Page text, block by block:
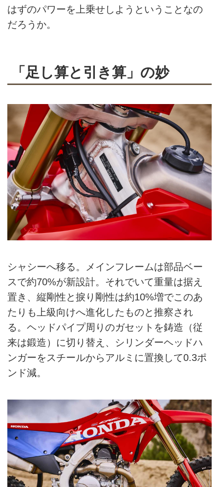
はずのパワーを上乗せしようということなの
だろうか。
「足し算と引き算」の妙
シャシーへ移る。メインフレームは部品ベー
スで約70%が新設計。それでいて重量は据え
置き、縦剛性と捩り剛性は約10%増でこのあ
たりも上級向けへ進化したものと推察され
る。ヘッドパイプ周りのガセットを鋳造（従
来は鍛造）に切り替え、シリンダーヘッドハ
ンガーをスチールからアルミに置換して0.3ポ
ンド減。